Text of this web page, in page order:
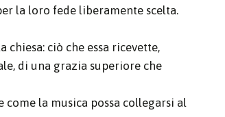
la loro fede liberamente scelta.
ciò che essa ricevette,
di una grazia superiore che
la musica possa collegarsi al